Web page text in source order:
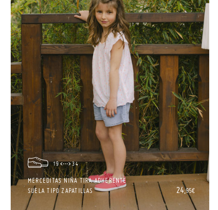
19 34
MERCEDITAS NIÑA TIRA ADHERENTE
SUELA TIPO ZAPATILLAS
24,95€